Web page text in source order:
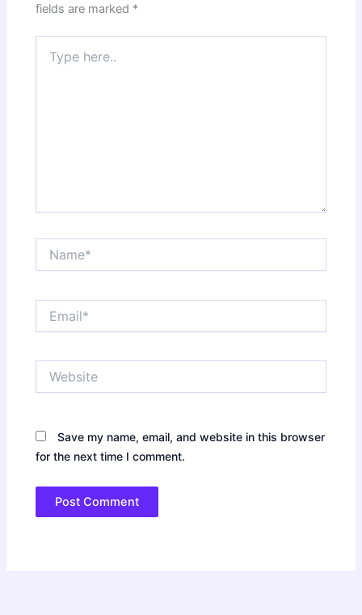
fields are marked *
here..
Save my name, email, and website in this browser
for the next time I comment.